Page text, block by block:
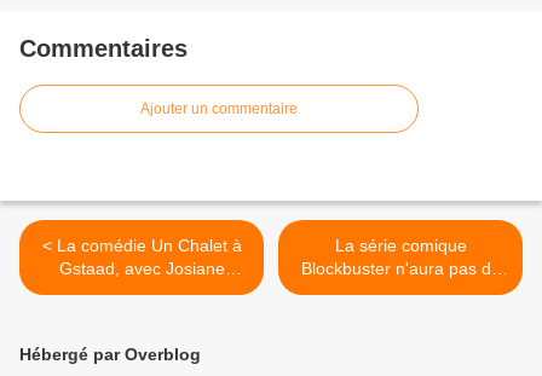
Commentaires
Ajouter un commentaire
< La comédie Un Chalet à
Gstaad, avec Josiane
Balasko, diffusée en direct
La série comique
Blockbuster n'aura pas de
saison 2 sur Netflix. >
Hébergé par Overblog